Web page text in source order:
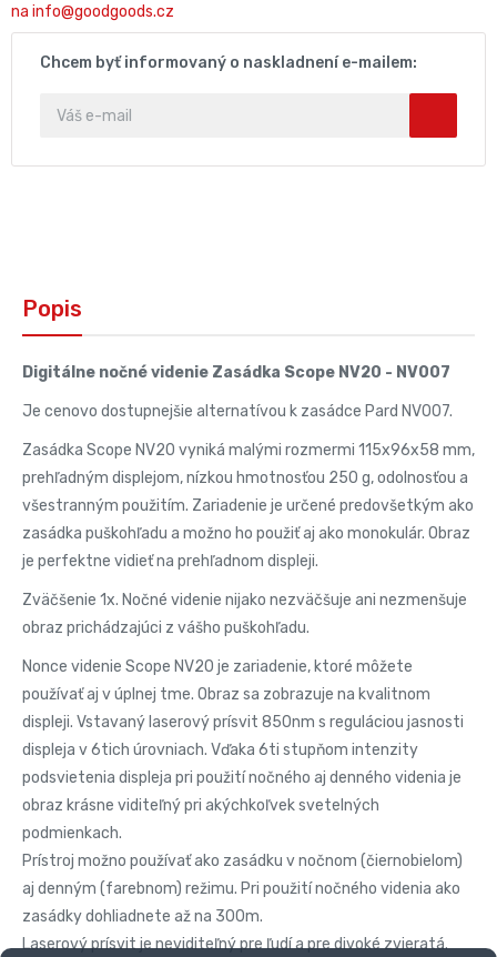
na info@goodgoods.cz
Chcem byť informovaný o naskladnení e-mailem:
Popis
Digitálne nočné videnie Zasádka Scope NV20 - NV007
Je cenovo dostupnejšie alternatívou k zasádce Pard NV007.
Zasádka Scope NV20 vyniká malými rozmermi 115x96x58 mm,
prehľadným displejom, nízkou hmotnosťou 250 g, odolnosťou a
všestranným použitím. Zariadenie je určené predovšetkým ako
zasádka puškohľadu a možno ho použiť aj ako monokulár. Obraz
je perfektne vidieť na prehľadnom displeji.
Zväčšenie 1x. Nočné videnie nijako nezväčšuje ani nezmenšuje
obraz prichádzajúci z vášho puškohľadu.
Nonce videnie Scope NV20 je zariadenie, ktoré môžete
používať aj v úplnej tme. Obraz sa zobrazuje na kvalitnom
displeji. Vstavaný laserový prísvit 850nm s reguláciou jasnosti
displeja v 6tich úrovniach. Vďaka 6ti stupňom intenzity
podsvietenia displeja pri použití nočného aj denného videnia je
obraz krásne viditeľný pri akýchkoľvek svetelných
podmienkach.
Prístroj možno používať ako zasádku v nočnom (čiernobielom)
aj denným (farebnom) režimu. Pri použití nočného videnia ako
zasádky dohliadnete až na 300m.
Laserový prísvit je neviditeľný pre ľudí a pre divoké zvieratá.